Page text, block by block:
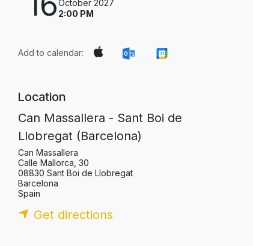
October 2027
2:00 PM
Add to calendar:
Location
Can Massallera - Sant Boi de
Llobregat (Barcelona)
Can Massallera
Calle Mallorca, 30
08830 Sant Boi de Llobregat
Barcelona
Spain
Get directions